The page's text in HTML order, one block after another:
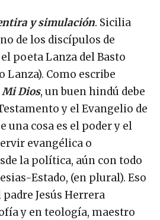
y simulación. Sicilia
de los discípulos de
poeta Lanza del Basto
Como escribe
Mi Dios, un buen hindú debe
y el Evangelio de
una cosa es el poder y el
evangélica o
la política, aún con todo
Estado, (en plural). Eso
Jesús Herrera
y en teología, maestro